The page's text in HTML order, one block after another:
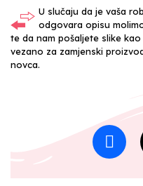
U slučaju da je vaša
odgovara opisu
te da nam pošaljete slike
vezano za zamjenski
novca.